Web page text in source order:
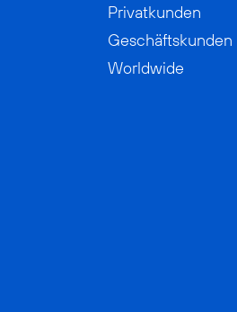
Privatkunden
Geschäftskunden
Worldwide